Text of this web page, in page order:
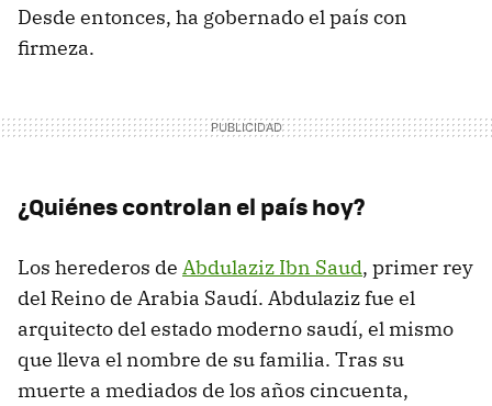
Desde entonces, ha gobernado el país con
firmeza.
¿Quiénes controlan el país hoy?
Los herederos de Abdulaziz Ibn Saud, primer rey
del Reino de Arabia Saudí. Abdulaziz fue el
arquitecto del estado moderno saudí, el mismo
que lleva el nombre de su familia. Tras su
muerte a mediados de los años cincuenta,